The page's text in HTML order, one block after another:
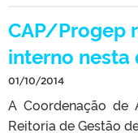
CAP/Progep
interno nesta
01/10/2014
A Coordenação de
Reitoria de Gestão